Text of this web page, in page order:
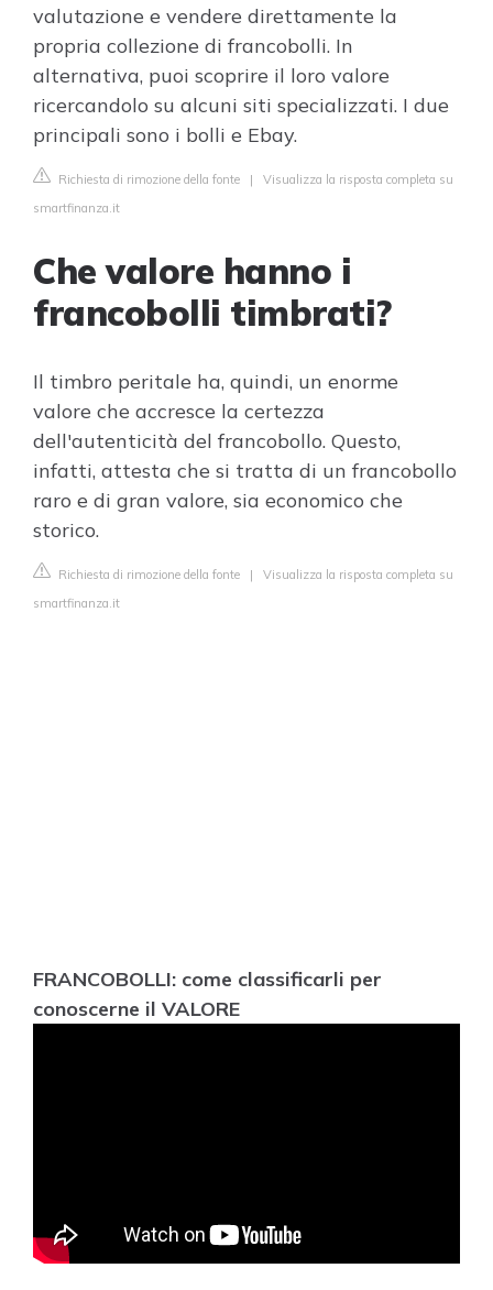
valutazione e vendere direttamente la
propria collezione di francobolli. In
alternativa, puoi scoprire il loro valore
ricercandolo su alcuni siti specializzati. I due
principali sono i bolli e Ebay.
Richiesta di rimozione della fonte | Visualizza la risposta completa su
smartfinanza.it
Che valore hanno i
francobolli timbrati?
Il timbro peritale ha, quindi, un enorme
valore che accresce la certezza
dell'autenticità del francobollo. Questo,
infatti, attesta che si tratta di un francobollo
raro e di gran valore, sia economico che
storico.
Richiesta di rimozione della fonte | Visualizza la risposta completa su
smartfinanza.it
FRANCOBOLLI: come classificarli per
conoscerne il VALORE